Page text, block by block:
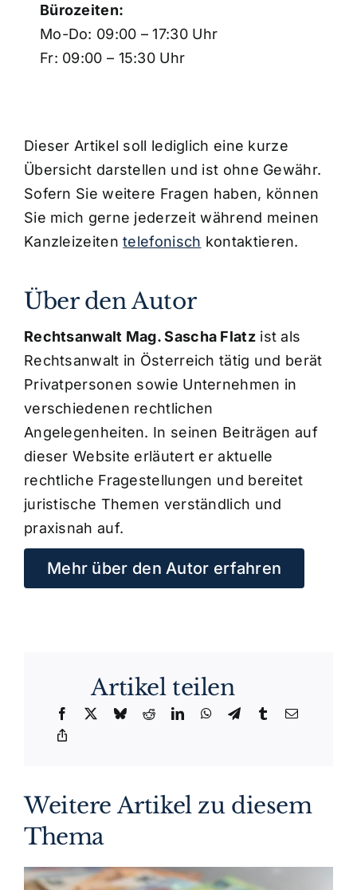
Bürozeiten:
Mo-Do: 09:00 – 17:30 Uhr
Fr: 09:00 – 15:30 Uhr
Dieser Artikel soll lediglich eine kurze
Übersicht darstellen und ist ohne Gewähr.
Sofern Sie weitere Fragen haben, können
Sie mich gerne jederzeit während meinen
Kanzleizeitentelefonisch kontaktieren.
Über den Autor
Rechtsanwalt Mag. Sascha Flatzist als
Rechtsanwalt in Österreich tätig und berät
Privatpersonen sowie Unternehmen in
verschiedenen rechtlichen
Angelegenheiten. In seinen Beiträgen auf
dieser Website erläutert er aktuelle
rechtliche Fragestellungen und bereitet
juristische Themen verständlich und
praxisnah auf.
Mehr über den Autor erfahren
Artikel teilen
Weitere Artikel zu diesem
Thema